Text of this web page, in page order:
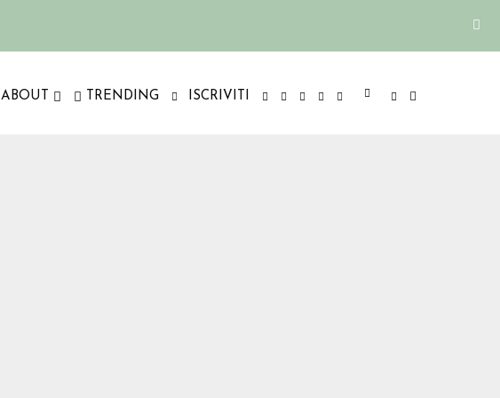
ABOUT TRENDING ISCRIVITI